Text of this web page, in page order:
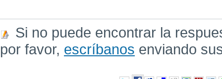
Si no puede encontrar la
por favor, escríbanos enviando